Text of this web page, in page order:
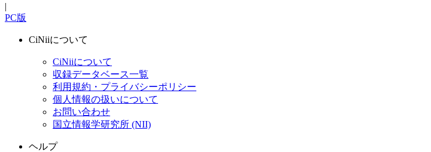
|
PC版
CiNiiについて
CiNiiについて
収録データベース一覧
利用規約・プライバシーポリシー
個人情報の扱いについて
お問い合わせ
国立情報学研究所 (NII)
ヘルプ